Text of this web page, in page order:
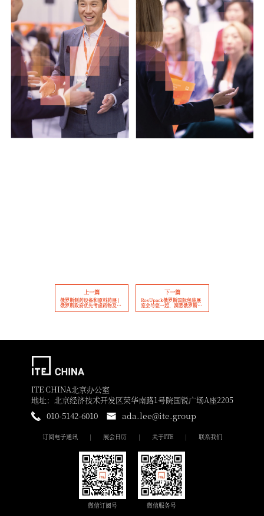
上一篇
俄罗斯制药设备和原料药展 |
俄罗斯政府优先考虑药物及先
进技术开发
下一篇
RosUpack俄罗斯国际包装展
览会与您一起，洞悉俄罗斯包
装市场趋势
ITE CHINA北京办公室
地址：北京经济技术开发区荣华南路1号院国锐广场A座2205
010-5142-6010 ada.lee@ite.group
订阅电子通讯 展会日历 关于ITE 联系我们
微信订阅号 微信服务号